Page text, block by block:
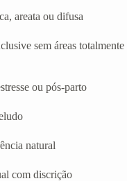
areata ou difusa
sem áreas totalmente
ou pós-parto
natural
com discrição